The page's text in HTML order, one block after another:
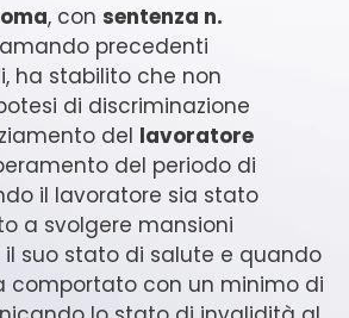
, con sentenza n.
precedenti
ha stabilito che non
di discriminazione
del lavoratore
del periodo di
il lavoratore sia stato
a svolgere mansioni
suo stato di salute e quando
comportato con un minimo di